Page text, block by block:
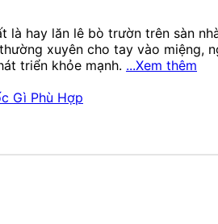
là hay lăn lê bò trườn trên sàn
xuyên cho tay vào miệng,
triển khỏe mạnh. ...Xem thêm